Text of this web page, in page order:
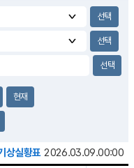
현재
상실황표 2026.03.09.00:00